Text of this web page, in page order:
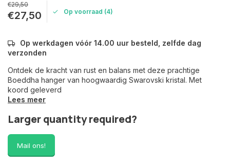
€29,50
€27,50 Op voorraad (4)
Op werkdagen vóór 14.00 uur besteld, zelfde dag
verzonden
Ontdek de kracht van rust en balans met deze prachtige
Boeddha hanger van hoogwaardig Swarovski kristal. Met
koord geleverd
Lees meer
Larger quantity required?
Mail ons!